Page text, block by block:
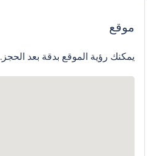
موقع
يمكنك رؤية الموقع بدقة بعد الحجز.